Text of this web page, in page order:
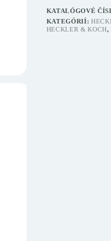
KATALÓGOVÉ
KATEGÓRIÍ:
HECKLER & KOCH,